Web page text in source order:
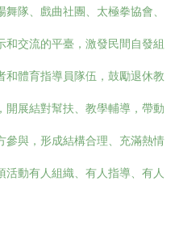
隊、戲曲社團、太極拳協會、
交流的平臺，激發民間自發組
和體育指導員隊伍，鼓勵退休教
開展結對幫扶、教學輔導，帶動
參與，形成結構合理、充滿熱情
動有人組織、有人指導、有人